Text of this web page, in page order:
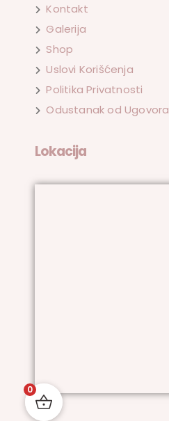
Kontakt
Galerija
Shop
Uslovi Korišćenja
Politika Privatnosti
Odustanak od Ugovora
Lokacija
0